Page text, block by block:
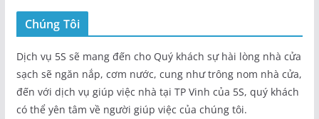
Chúng Tôi
Dịch vụ 5S sẽ mang đến cho Quý khách sự hài lòng nhà cửa
sạch sẽ ngăn nắp, cơm nước, cung như trông nom nhà cửa,
đến với dịch vụ giúp việc nhà tại TP Vinh của 5S, quý khách
có thể yên tâm về người giúp việc của chúng tôi.